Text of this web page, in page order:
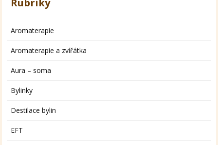
Rubriky
Aromaterapie
Aromaterapie a zvířátka
Aura – soma
Bylinky
Destilace bylin
EFT